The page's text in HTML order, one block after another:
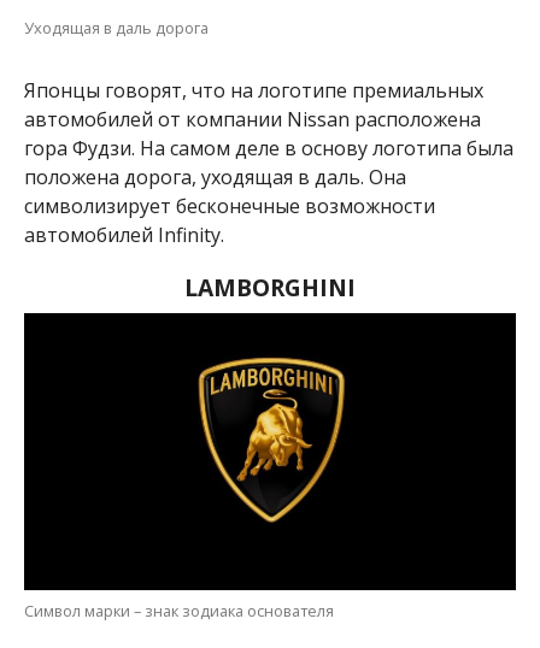
Уходящая в даль дорога
Японцы говорят, что на логотипе премиальных
автомобилей от компании Nissan расположена
гора Фудзи. На самом деле в основу логотипа была
положена дорога, уходящая в даль. Она
символизирует бесконечные возможности
автомобилей Infinity.
LAMBORGHINI
Символ марки – знак зодиака основателя